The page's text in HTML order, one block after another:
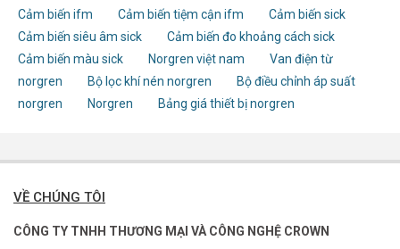
Cảm biến ifm
Cảm biến tiệm cận ifm
Cảm biến sick
Cảm biến siêu âm sick
Cảm biến đo khoảng cách sick
Cảm biến màu sick
Norgren việt nam
Van điện từ
norgren
Bộ lọc khí nén norgren
Bộ điều chỉnh áp suất
norgren
Norgren Bảng giá thiết bị norgren
VỀ CHÚNG TÔI
CÔNG TY TNHH THƯƠNG MẠI VÀ CÔNG NGHỆ CROWN